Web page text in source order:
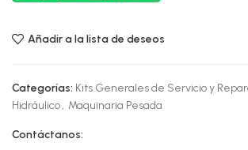
Añadir a la lista de deseos
Categorías: Kits Generales de Servicio y
Hidráulico, Maquinaria Pesada
Contáctanos: